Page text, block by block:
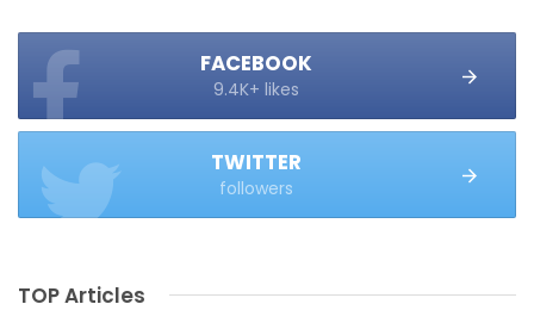
FACEBOOK
9.4K+ likes
TWITTER
followers
TOP Articles